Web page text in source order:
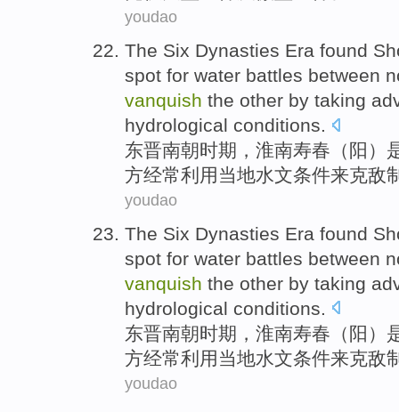
youdao
The Six Dynasties Era found
spot for water battles between
vanquish the other by taking
hydrological conditions.
东晋南朝时期 ， 淮南寿春 （ 阳 ）
方经常利用 当地水文条件来克敌
youdao
The Six Dynasties Era found
spot for water battles between
vanquish the other by taking
hydrological conditions
东晋南朝时期 ， 淮南寿春 （阳 ）
方经常利用当地水文条件来克敌
youdao